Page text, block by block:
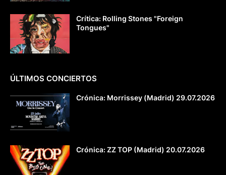
Crítica: Rolling Stones "Foreign
Tongues"
ÚLTIMOS CONCIERTOS
Crónica: Morrissey (Madrid) 29.07.2026
Crónica: ZZ TOP (Madrid) 20.07.2026